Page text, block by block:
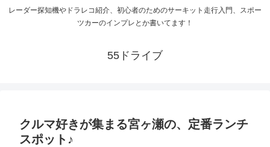
レーダー探知機やドラレコ紹介、初心者のためのサーキット走行入門、スポー
ツカーのインプレとか書いてます！
55ドライブ
クルマ好きが集まる宮ヶ瀬の、定番ランチ
スポット♪